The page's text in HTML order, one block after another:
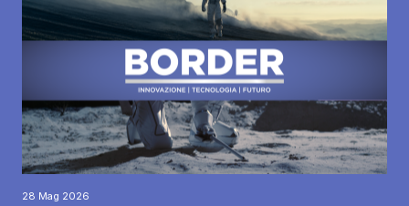
28 Mag 2026